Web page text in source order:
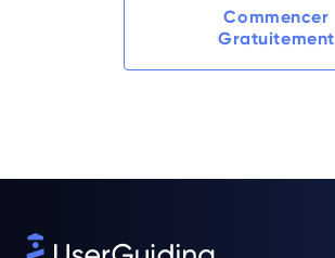
Commencer
Gratuitement